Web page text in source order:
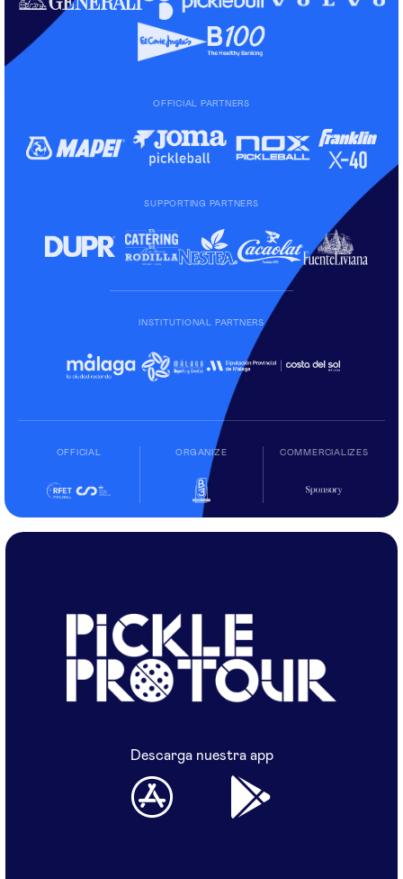
OFFICIAL PARTNERS
SUPPORTING PARTNERS
INSTITUTIONAL PARTNERS
OFFICIAL ORGANIZE COMMERCIALIZES
Descarga nuestra app